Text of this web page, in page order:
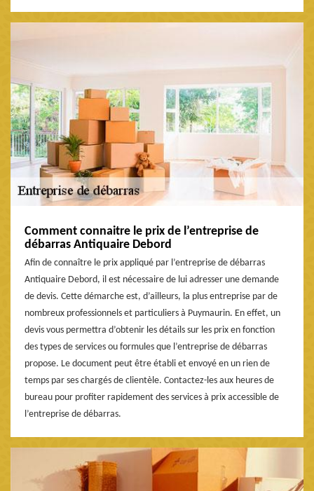
Comment connaitre le prix de l’entreprise de
débarras Antiquaire Debord
Afin de connaître le prix appliqué par l’entreprise de débarras
Antiquaire Debord, il est nécessaire de lui adresser une demande
de devis. Cette démarche est, d’ailleurs, la plus entreprise par de
nombreux professionnels et particuliers à Puymaurin. En effet, un
devis vous permettra d’obtenir les détails sur les prix en fonction
des types de services ou formules que l’entreprise de débarras
propose. Le document peut être établi et envoyé en un rien de
temps par ses chargés de clientèle. Contactez-les aux heures de
bureau pour profiter rapidement des services à prix accessible de
l’entreprise de débarras.